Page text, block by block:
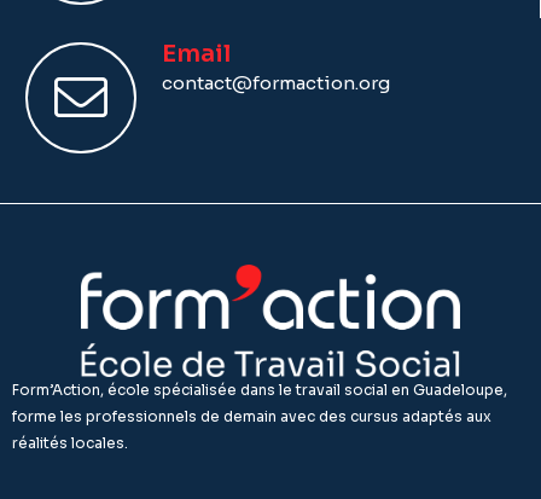
Email
contact@formaction.org
Form’Action, école spécialisée dans le travail social en Guadeloupe,
forme les professionnels de demain avec des cursus adaptés aux
réalités locales.